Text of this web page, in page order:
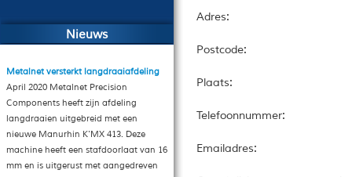
Nieuws
Metalnet versterkt langdraaiafdeling
April 2020 Metalnet Precision
Components heeft zijn afdeling
langdraaien uitgebreid met een
nieuwe Manurhin K'MX 413. Deze
machine heeft een stafdoorlaat van 16
mm en is uitgerust met aangedreven
Adres:
Postcode:
Plaats:
Telefoonnummer:
Emailadres: